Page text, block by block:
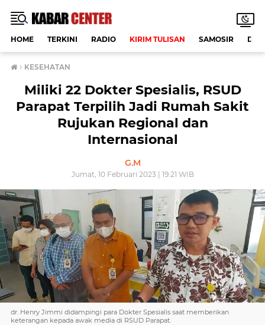
HOME TERKINI RADIO KIRIM TULISAN SAMOSIR
› KESEHATAN
Miliki 22 Dokter Spesialis, RSUD
Parapat Terpilih Jadi Rumah Sakit
Rujukan Regional dan
Internasional
G.M
Jumat, 10 Februari 2023 | 19:21 WIB
dr. Henry Jimmi didampingi para Dokter Spesialis saat memberikan
keterangan kepada awak media di RSUD Parapat.